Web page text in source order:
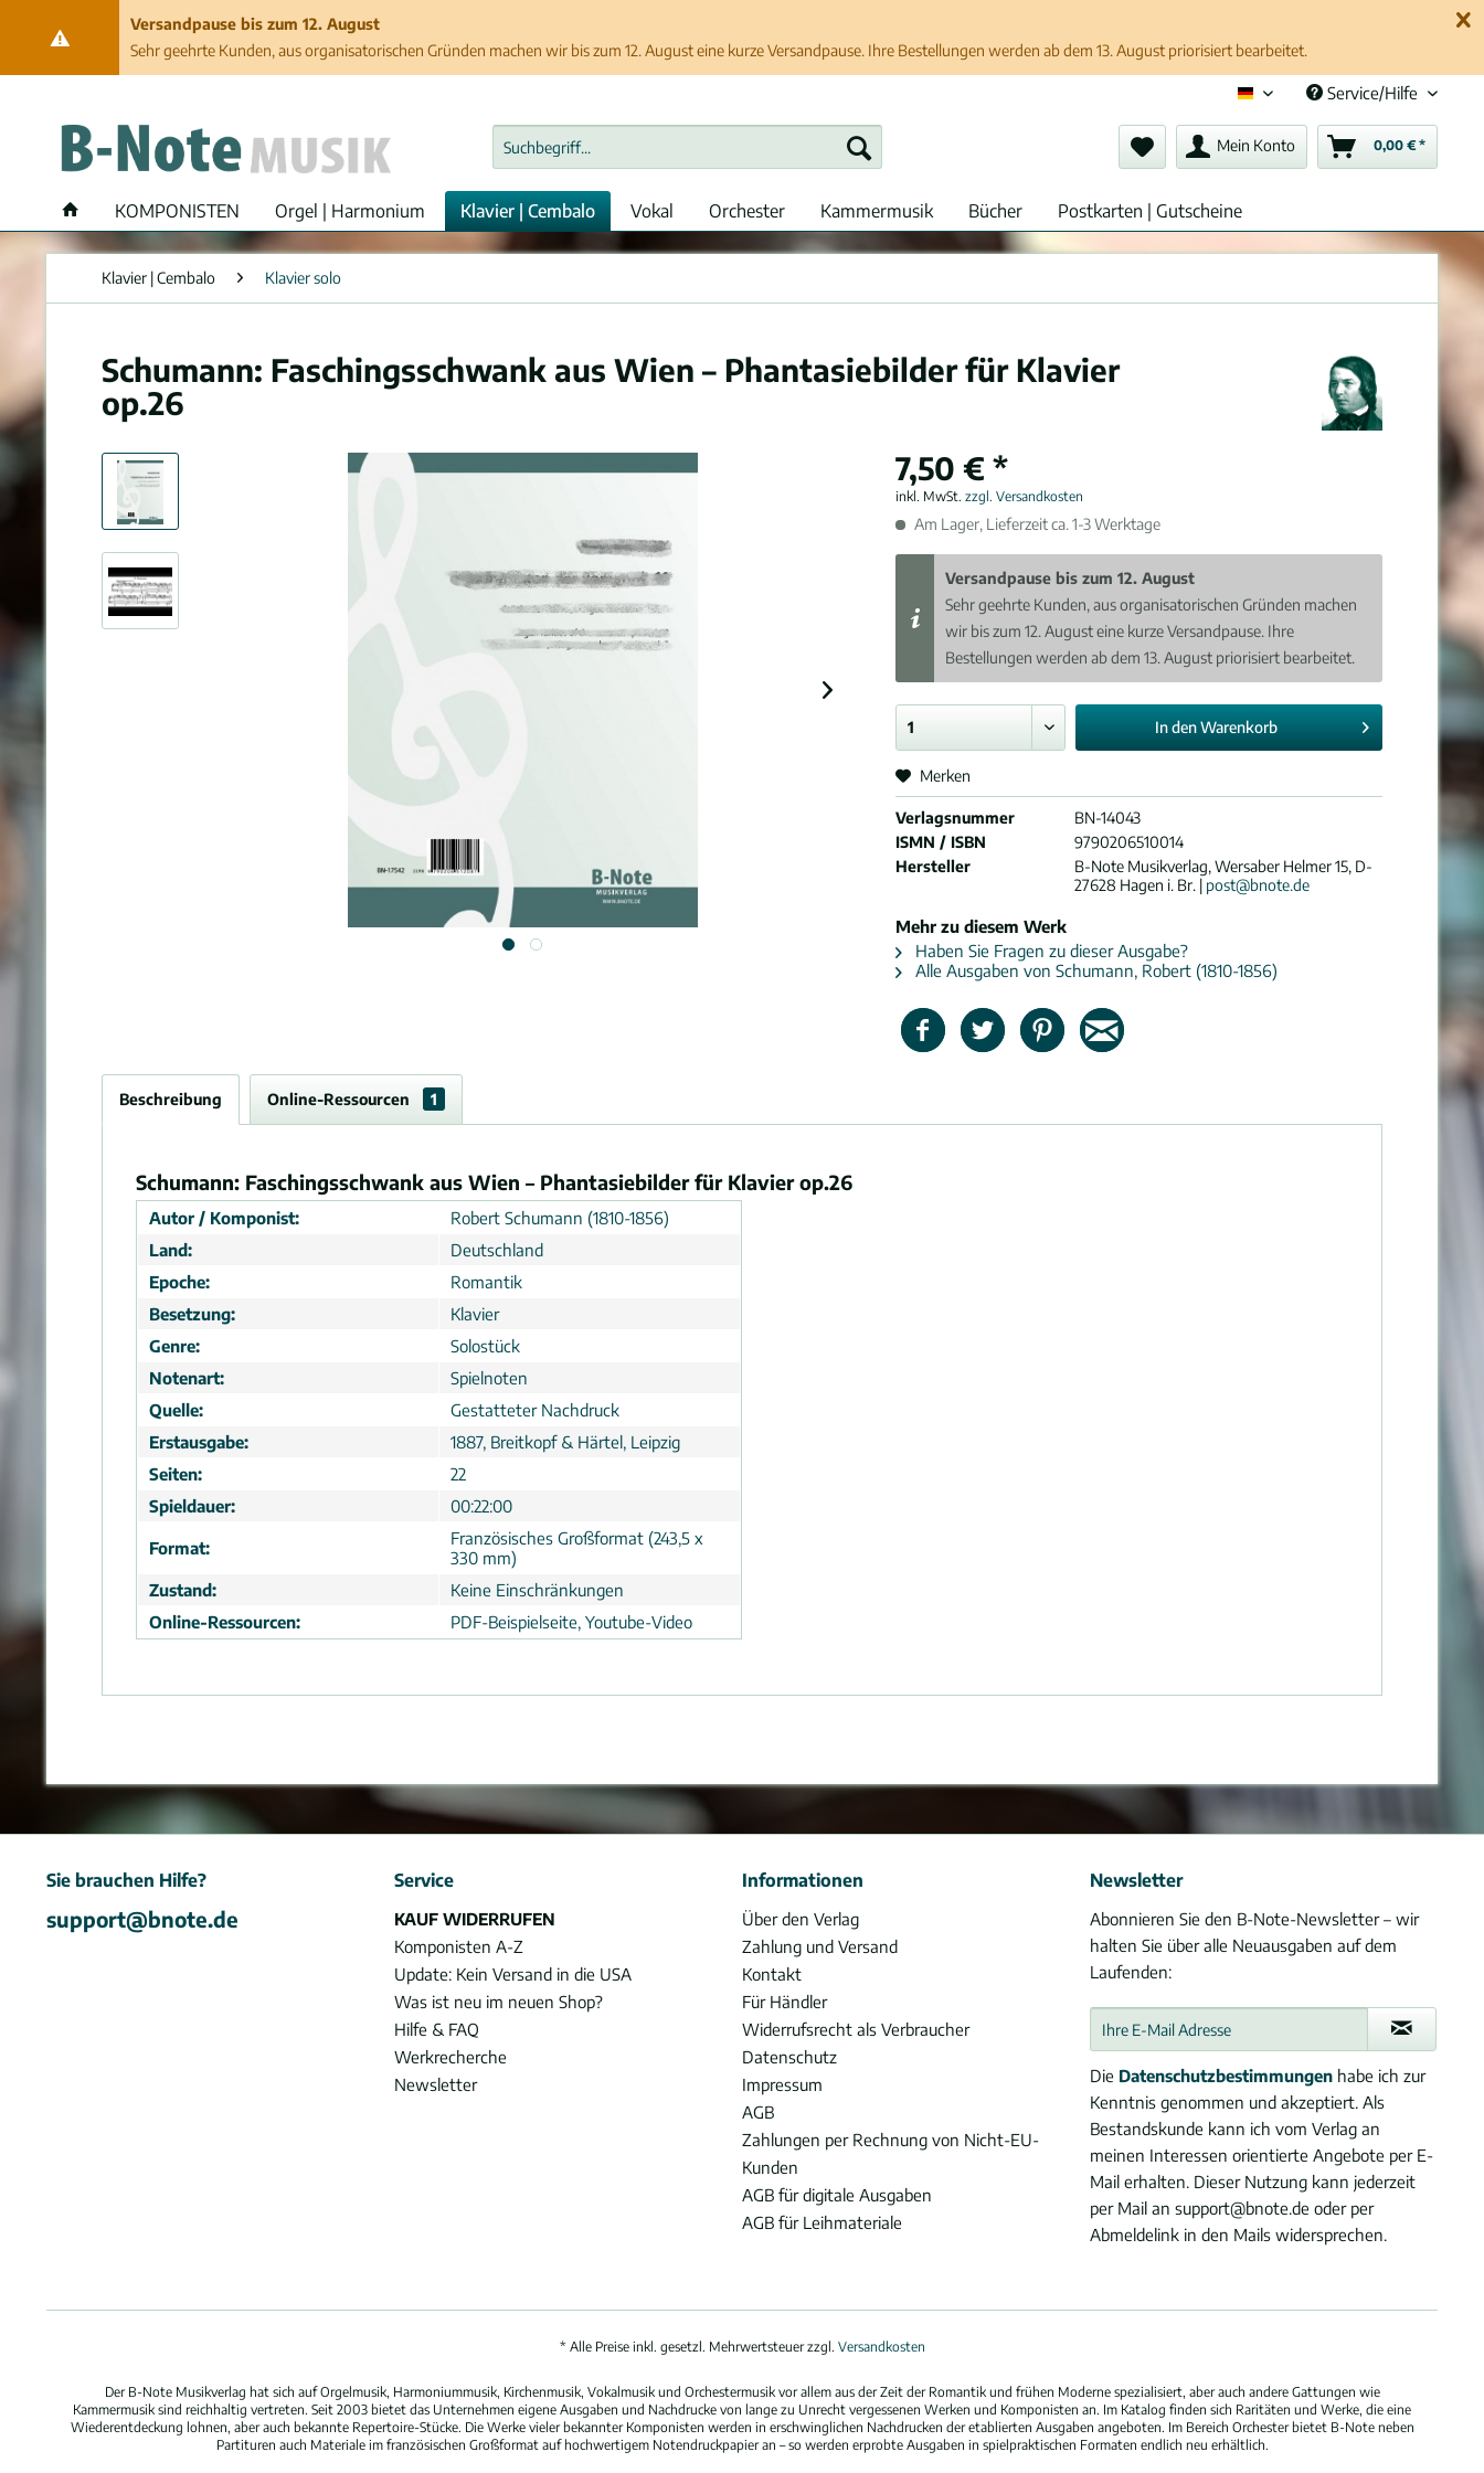
Versandpause bis zum 12. August
Sehr geehrte Kunden, aus organisatorischen Gründen machen wir bis zum 12. August eine kurze Versandpause. Ihre Bestellungen werden ab dem 13. August priorisiert bearbeitet.
Deutsch (de)
Service/Hilfe
Mein Konto 0,00 € *
KOMPONISTEN Orgel | Harmonium Klavier | Cembalo Vokal Orchester Kammermusik Bücher Postkarten | Gutscheine
Klavier | Cembalo Klavier solo
Schumann: Faschingsschwank aus Wien – Phantasiebilder für Klavier
op.26
7,50 € *
inkl. MwSt.zzgl. Versandkosten
Am Lager, Lieferzeit ca. 1-3 Werktage
Versandpause bis zum 12. August
Sehr geehrte Kunden, aus organisatorischen Gründen machen
wir bis zum 12. August eine kurze Versandpause. Ihre
Bestellungen werden ab dem 13. August priorisiert bearbeitet.
In denWarenkorb
Merken
Verlagsnummer
BN-14043
ISMN / ISBN
9790206510014
Hersteller
B-Note Musikverlag, Wersaber Helmer 15, D-
27628 Hagen i. Br. | post@bnote.de
Mehr zu diesem Werk
Haben Sie Fragen zu dieser Ausgabe?
Alle Ausgaben von Schumann, Robert (1810-1856)
Beschreibung Online-Ressourcen 1
Schumann: Faschingsschwank aus Wien – Phantasiebilder für Klavier op.26
Autor / Komponist:
Robert Schumann (1810-1856)
Land:
Deutschland
Epoche:
Romantik
Besetzung:
Klavier
Genre:
Solostück
Notenart:
Spielnoten
Quelle:
Gestatteter Nachdruck
Erstausgabe:
1887, Breitkopf & Härtel, Leipzig
Seiten:
22
Spieldauer:
00:22:00
Format:
Französisches Großformat (243,5 x
330 mm)
Zustand:
Keine Einschränkungen
Online-Ressourcen:
PDF-Beispielseite, Youtube-Video
Sie brauchen Hilfe?
support@bnote.de
Service
KAUF WIDERRUFEN
Komponisten A-Z
Update: Kein Versand in die USA
Was ist neu im neuen Shop?
Hilfe & FAQ
Werkrecherche
Newsletter
Informationen
Über den Verlag
Zahlung und Versand
Kontakt
Für Händler
Widerrufsrecht als Verbraucher
Datenschutz
Impressum
AGB
Zahlungen per Rechnung von Nicht-EU-
Kunden
AGB für digitale Ausgaben
AGB für Leihmateriale
Newsletter
Abonnieren Sie den B-Note-Newsletter – wir
halten Sie über alle Neuausgaben auf dem
Laufenden:
Die Datenschutzbestimmungen habe ich zur
Kenntnis genommen und akzeptiert. Als
Bestandskunde kann ich vom Verlag an
meinen Interessen orientierte Angebote per E-
Mail erhalten. Dieser Nutzung kann jederzeit
per Mail an support@bnote.de oder per
Abmeldelink in den Mails widersprechen.
* Alle Preise inkl. gesetzl. Mehrwertsteuer zzgl. Versandkosten
Der B-Note Musikverlag hat sich auf Orgelmusik, Harmoniummusik, Kirchenmusik, Vokalmusik und Orchestermusik vor allem aus der Zeit der Romantik und frühen Moderne spezialisiert, aber auch andere Gattungen wie
Kammermusik sind reichhaltig vertreten. Seit 2003 bietet das Unternehmen eigene Ausgaben und Nachdrucke von lange zu Unrecht vergessenen Werken und Komponisten an. Im Katalog finden sich Raritäten und Werke, die eine
Wiederentdeckung lohnen, aber auch bekannte Repertoire-Stücke. Die Werke vieler bekannter Komponisten werden in erschwinglichen Nachdrucken der etablierten Ausgaben angeboten. Im Bereich Orchester bietet B-Note neben
Partituren auch Materiale im französischen Großformat auf hochwertigem Notendruckpapier an – so werden erprobte Ausgaben in spielpraktischen Formaten endlich neu erhältlich.